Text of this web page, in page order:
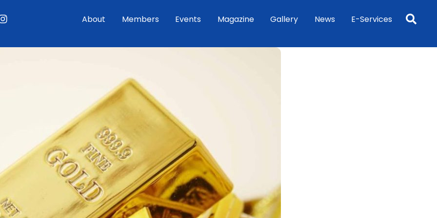
About Members Events Magazine Gallery News E-Services